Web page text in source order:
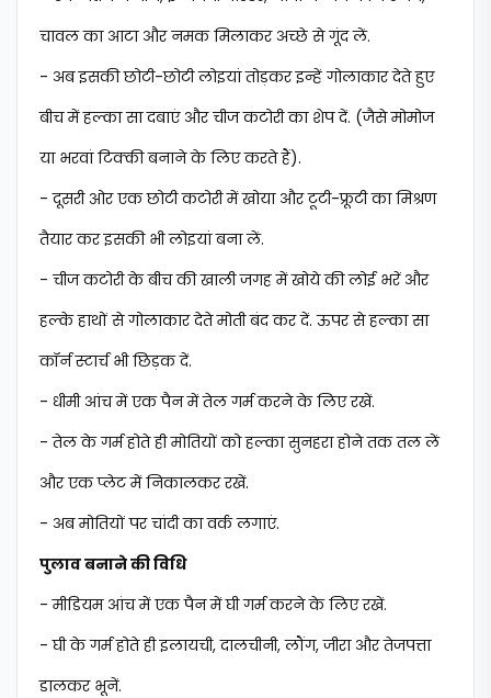
चावल का आटा और नमक मिलाकर अच्छे से गूंद लें.
- अब इसकी छोटी-छोटी लोइयां तोड़कर इन्हें गोलाकार देते हुए
बीच में हल्का सा दबाएं और चीज कटोरी का शेप दें. (जैसे मोमोज
या भरवां टिक्की बनाने के लिए करते हैं).
- दूसरी ओर एक छोटी कटोरी में खोया और टूटी-फ्रूटी का मिश्रण
तैयार कर इसकी भी लोइयां बना लें.
- चीज कटोरी के बीच की खाली जगह में खोये की लोई भरें और
हल्के हाथों से गोलाकार देते मोती बंद कर दें. ऊपर से हल्का सा
कॉर्न स्टार्च भी छिड़क दें.
- धीमी आंच में एक पैन में तेल गर्म करने के लिए रखें.
- तेल के गर्म होते ही मोतियों को हल्का सुनहरा होने तक तल लें
और एक प्लेट में निकालकर रखें.
- अब मोतियों पर चांदी का वर्क लगाएं.
पुलाव बनाने की विधि
- मीडियम आंच में एक पैन में घी गर्म करने के लिए रखें.
- घी के गर्म होते ही इलायची, दालचीनी, लौंग, जीरा और तेजपत्ता
डालकर भूनें.